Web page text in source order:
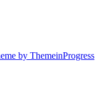
by ThemeinProgress